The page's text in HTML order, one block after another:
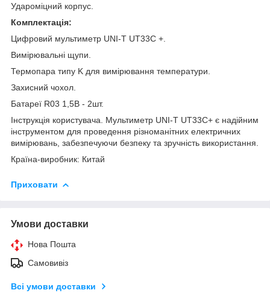
Удароміцний корпус.
Комплектація:
Цифровий мультиметр UNI-T UT33C +.
Вимірювальні щупи.
Термопара типу K для вимірювання температури.
Захисний чохол.
Батареї R03 1,5В - 2шт.
Інструкція користувача. Мультиметр UNI-T UT33C+ є надійним
інструментом для проведення різноманітних електричних
вимірювань, забезпечуючи безпеку та зручність використання.
Країна-виробник: Китай
Приховати
Умови доставки
Нова Пошта
Самовивіз
Всі умови доставки